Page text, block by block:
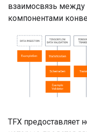
взаимосвязь между
компонентами
TFX предоставляет